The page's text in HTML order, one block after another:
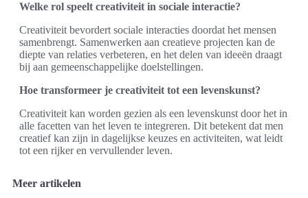
Welke rol speelt creativiteit in sociale interactie?
Creativiteit bevordert sociale interacties doordat het mensen
samenbrengt. Samenwerken aan creatieve projecten kan de
diepte van relaties verbeteren, en het delen van ideeën draagt
bij aan gemeenschappelijke doelstellingen.
Hoe transformeer je creativiteit tot een levenskunst?
Creativiteit kan worden gezien als een levenskunst door het in
alle facetten van het leven te integreren. Dit betekent dat men
creatief kan zijn in dagelijkse keuzes en activiteiten, wat leidt
tot een rijker en vervullender leven.
Meer artikelen